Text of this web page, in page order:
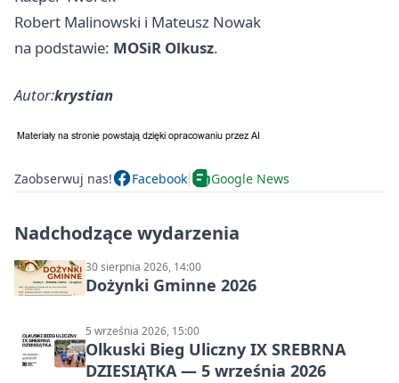
Robert Malinowski i Mateusz Nowak
na podstawie: MOSiR Olkusz.
Autor:krystian
Zaobserwuj nas! Facebook Google News
Nadchodzące wydarzenia
30 sierpnia 2026, 14:00
Dożynki Gminne 2026
5 września 2026, 15:00
Olkuski Bieg Uliczny IX SREBRNA
DZIESIĄTKA — 5 września 2026